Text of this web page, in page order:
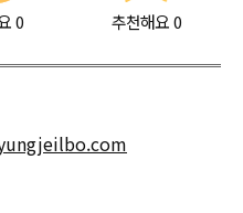
0 추천해요 0